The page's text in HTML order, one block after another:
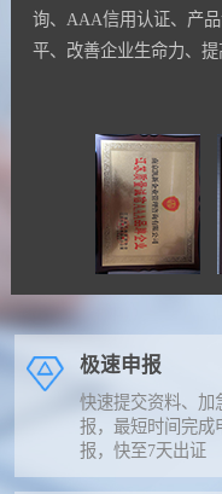
询、AAA信用认证、产
平、改善企业生命力、
极速申报
快速提交资料、加
报，最短时间完成
报，快至7天出证